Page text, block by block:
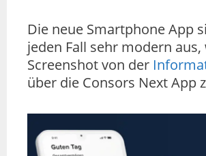
Die neue Smartphone App
jeden Fall sehr modern
Screenshot von der
über die Consors Next App